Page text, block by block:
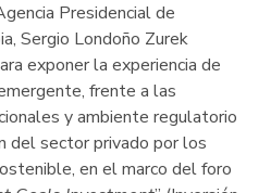
Presidencial de
Sergio Londoño Zurek
exponer la experiencia de
frente a las
y ambiente regulatorio
del sector privado por los
en el marco del foro